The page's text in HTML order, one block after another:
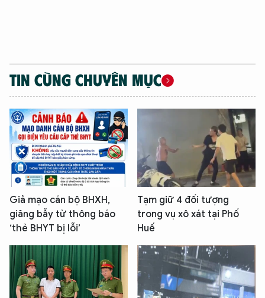
TIN CÙNG CHUYÊN MỤC
Giả mạo cán bộ BHXH,
giăng bẫy từ thông báo
‘thẻ BHYT bị lỗi’
Tạm giữ 4 đối tượng
trong vụ xô xát tại Phố
Huế